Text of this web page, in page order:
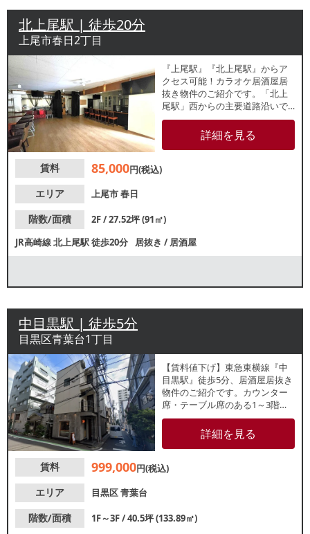
北上尾駅 | 徒歩20分
上尾市春日2丁目
『上尾駅』『北上尾駅』からア
クセス可能！カラオケ居酒屋居
抜き物件のご紹介です。「北上
尾駅」西からの主要道路沿いで
交通量の多いエリアです。地域
密着型店舗をお探しの方におす
すめ！諸条件等、お気軽にお問
詳細を見る
賃料 85,000円(税込)
エリア
上尾市春日
階数/面積
2F / 27.52坪 (91㎡)
JR高崎線北上尾駅徒歩20分 居抜き /居酒屋
中目黒駅 | 徒歩5分
目黒区青葉台1丁目
【賃料値下げ】東急東横線『中
目黒駅』徒歩5分、居酒屋居抜き
物件のご紹介です。カウンター
席・テーブル席のある1～3階一
棟貸し店舗！おしゃれな飲食店
やアパレル店が集まる目黒川至
近の人気エリアです。諸条件
い。
詳細を見る
賃料 999,000円(税込)
エリア
目黒区青葉台
階数/面積 1F～3F / 40.5坪 (133.89㎡)